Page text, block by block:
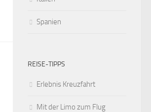
Spanien
REISE-TIPPS
Erlebnis Kreuzfahrt
Mit der Limo zum Flug